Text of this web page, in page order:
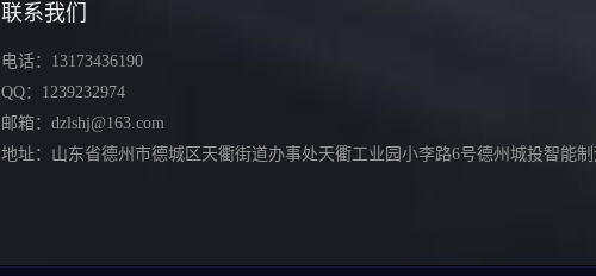
联系我们
电话：13173436190
QQ：1239232974
邮箱：dzlshj@163.com
地址：山东省德州市德城区天衢街道办事处天衢工业园小李路6号德州城投智能